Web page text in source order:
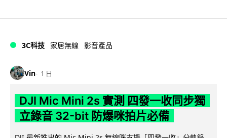
3C科技 家居無線 影音產品
Vin 1 日
DJI Mic Mini 2s 實測 四發一收同步獨
立錄音 32-bit 防爆咪拍片必備